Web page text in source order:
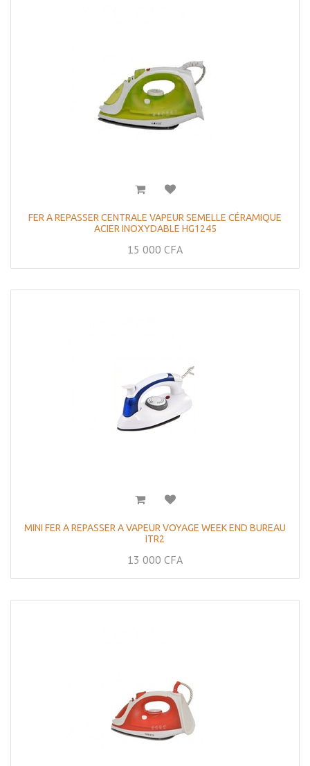
FER A REPASSER CENTRALE VAPEUR SEMELLE CÉRAMIQUE
ACIER INOXYDABLE HG1245
15 000 CFA
MINI FER A REPASSER A VAPEUR VOYAGE WEEK END BUREAU
ITR2
13 000 CFA